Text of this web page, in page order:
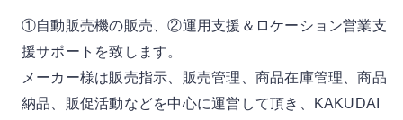
①自動販売機の販売、②運用支援＆ロケーション営業支
援サポートを致します。
メーカー様は販売指示、販売管理、商品在庫管理、商品
納品、販促活動などを中心に運営して頂き、KAKUDAI